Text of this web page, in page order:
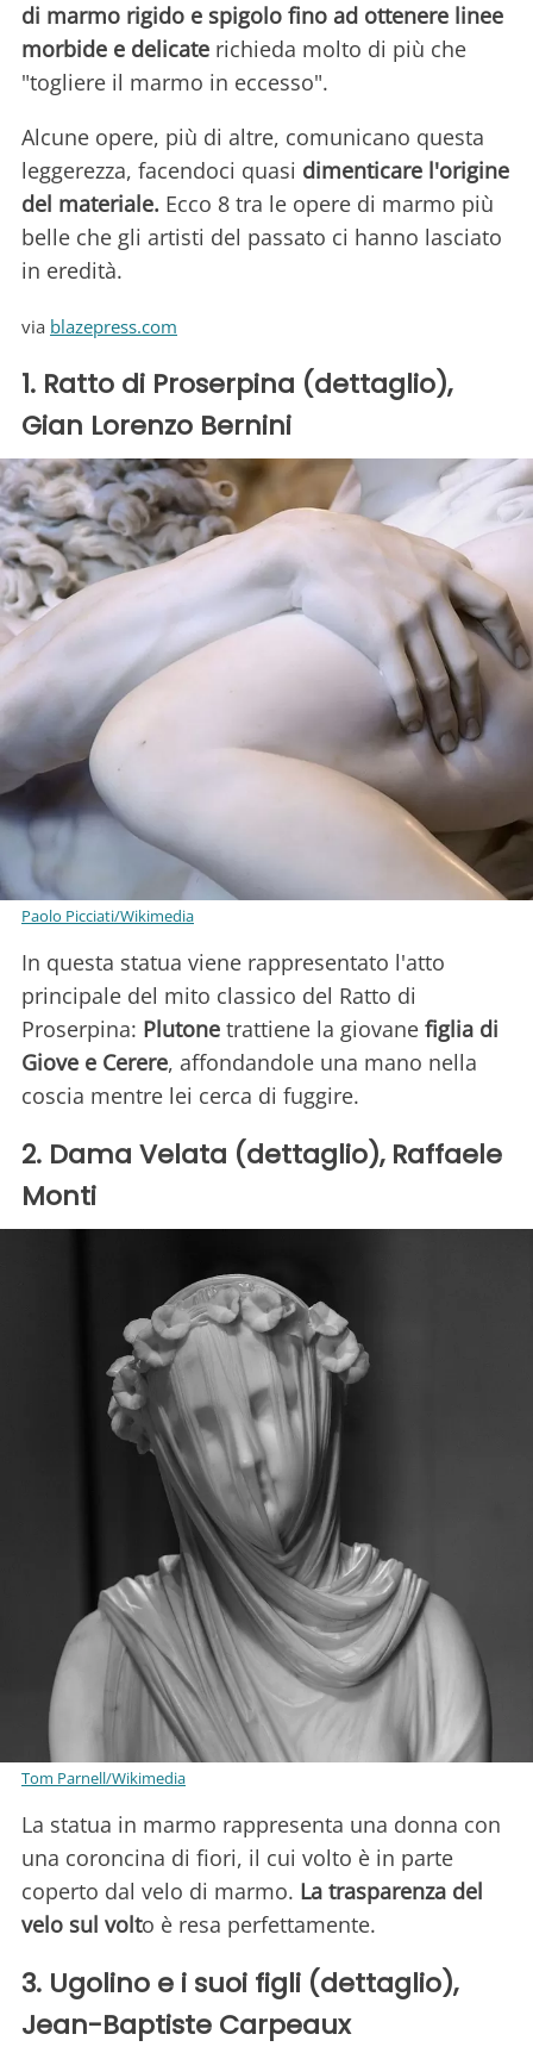
di marmo rigido e spigolo fino ad ottenere linee
morbide e delicate richieda molto di più che
"togliere il marmo in eccesso".
Alcune opere, più di altre, comunicano questa
leggerezza, facendoci quasi dimenticare l'origine
del materiale. Ecco 8 tra le opere di marmo più
belle che gli artisti del passato ci hanno lasciato
in eredità.
via blazepress.com
1. Ratto di Proserpina (dettaglio),
Gian Lorenzo Bernini
Paolo Picciati/Wikimedia
In questa statua viene rappresentato l'atto
principale del mito classico del Ratto di
Proserpina: Plutone trattiene la giovane figlia di
Giove e Cerere, affondandole una mano nella
coscia mentre lei cerca di fuggire.
2. Dama Velata (dettaglio), Raffaele
Monti
Tom Parnell/Wikimedia
La statua in marmo rappresenta una donna con
una coroncina di fiori, il cui volto è in parte
coperto dal velo di marmo. La trasparenza del
velo sul volto è resa perfettamente.
3. Ugolino e i suoi figli (dettaglio),
Jean-Baptiste Carpeaux